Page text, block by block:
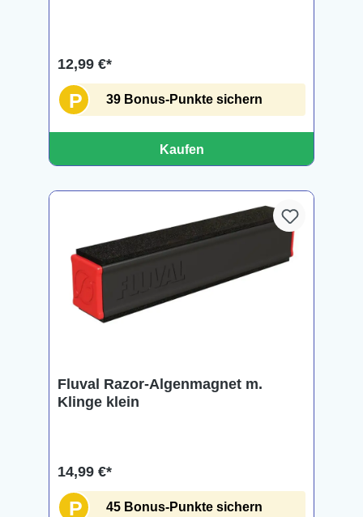
12,99 €*
P 39 Bonus-Punkte sichern
Kaufen
Fluval Razor-Algenmagnet m.
Klinge klein
14,99 €*
P 45 Bonus-Punkte sichern